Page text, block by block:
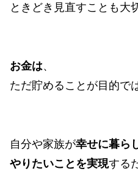
ときどき見直すことも大
お金は、
ただ貯めることが目的で
自分や家族が幸せに暮ら
やりたいことを実現する